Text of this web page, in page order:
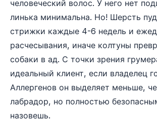
человеческий волос. У него нет
линька минимальна. Но! Шерсть
стрижки каждые 4-6 недель и
расчесывания, иначе колтуны
собаки в ад. С точки зрения
идеальный клиент, если владелец
Аллергенов он выделяет меньше,
лабрадор, но полностью
назовешь.